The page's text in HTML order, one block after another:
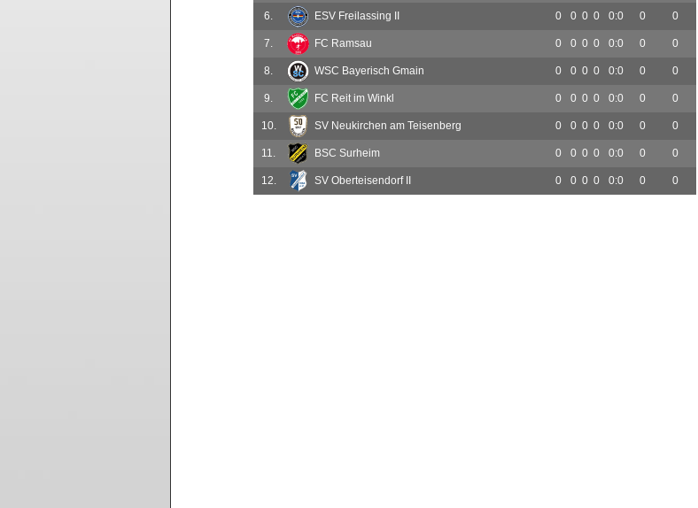
6. ESV Freilassing II 0 0 0 0 0:0 0 0
7. FC Ramsau 0 0 0 0 0:0 0 0
8. WSC Bayerisch Gmain 0 0 0 0 0:0 0 0
9. FC Reit im Winkl 0 0 0 0 0:0 0 0
10. SV Neukirchen am Teisenberg 0 0 0 0 0:0 0 0
11. BSC Surheim 0 0 0 0 0:0 0 0
12. SV Oberteisendorf II 0 0 0 0 0:0 0 0